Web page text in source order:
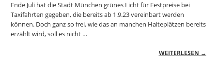
Ende Juli hat die Stadt München grünes Licht für Festpreise bei
Taxifahrten gegeben, die bereits ab 1.9.23 vereinbart werden
können. Doch ganz so frei, wie das an manchen Halteplätzen bereits
erzählt wird, soll es nicht …
WEITERLESEN →